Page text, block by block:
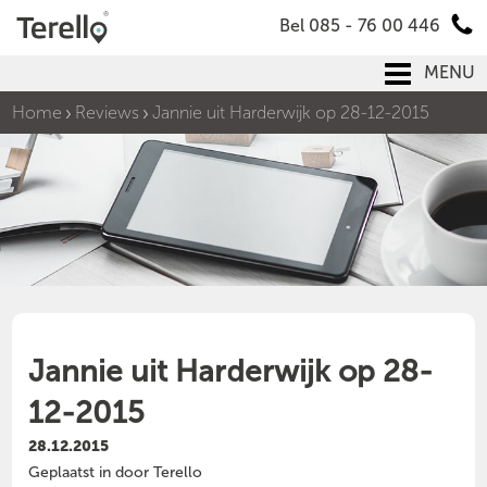
Bel 085 - 76 00 446
MENU
Home
Reviews Jannie uit Harderwijk op 28-12-2015
Jannie uit Harderwijk op 28-
12-2015
28.12.2015
Geplaatst in door Terello